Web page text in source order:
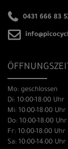
0431 666 83
Mo: geschlossen
Di: 10:00-18:00 Uhr
Mi: 10:00-18:00 Uhr
Do: 10:00-18:00 Uhr
Fr: 10:00-18:00 Uhr
Sa: 10:00-14:00 Uhr